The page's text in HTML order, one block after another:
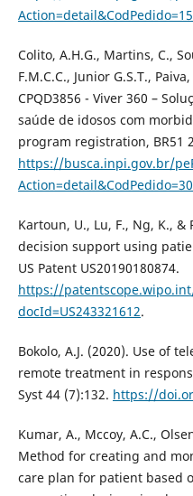
Colito, A.H.G., Martins, C.,
F.M.C.C., Junior G.S.T.,
CPQD3856 - Viver 360 –
saúde de idosos com
program registration, BR51
https://busca.inpi.gov.br/
Kartoun, U., Lu, F., Ng, K., &
decision support using
US Patent US20190180874.
https://
docId=US243321612.
Bokolo, A.J. (2020). Use of
remote treatment in
Syst 44 (7):132. https://
Kumar, A., Mccoy, A.C.,
Method for creating and
care plan for patient based